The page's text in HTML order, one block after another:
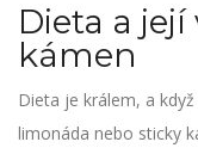
Dieta a
kámen
Dieta je králem, a
limonáda nebo sticky